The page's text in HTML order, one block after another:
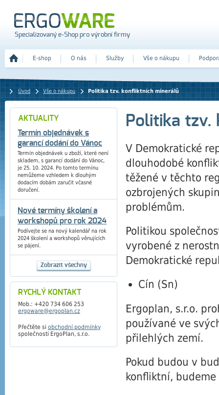
Specializovaný e-Shop pro výrobní firmy
E-shop O nás Služby Vše o nákupu
Úvod Vše o nákupu Politika tzv. konfliktních minerálů
Politika
V Demokratické
dlouhodobé
těžené v těchto
ozbrojených
problémům.
Politikou
vyrobené z
Demokratické
Cín (Sn)
Ergoplan, s.r.o.
používané ve
přilehlých zemí.
Pokud budou v
konfliktní,
AKTUALITY
Termín objednávek s
garancí dodání do Vánoc
Termín objednávek u zboží, které není
skladem, s garancí dodání do Vánoc,
je 25. 10. 2024. Po tomto termínu
nemůžeme vzhledem k dlouhým
dodacím dobám zaručit včasné
doručení.
Nové termíny školení a
workshopů pro rok 2024
Podívejte se na nový kalendář na rok
2024 školení a workshopů věnujících
se pájení.
Zobrazit všechny
RYCHLÝ KONTAKT
Mob.: +420 734 606 253
ergoware@ergoplan.cz
Přečtěte si obchodní podmínky
společnosti ErgoPlan, s.r.o.